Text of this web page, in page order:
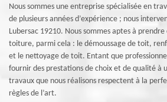
Nous sommes une entreprise spécialisée en
de plusieurs années d’expérience ; nous
Lubersac 19210. Nous sommes aptes à
toiture, parmi cela : le démoussage de toit,
et le nettoyage de toit. Entant que
fournir des prestations de choix et de qualité à
travaux que nous réalisons respectent à la
règles de l’art.